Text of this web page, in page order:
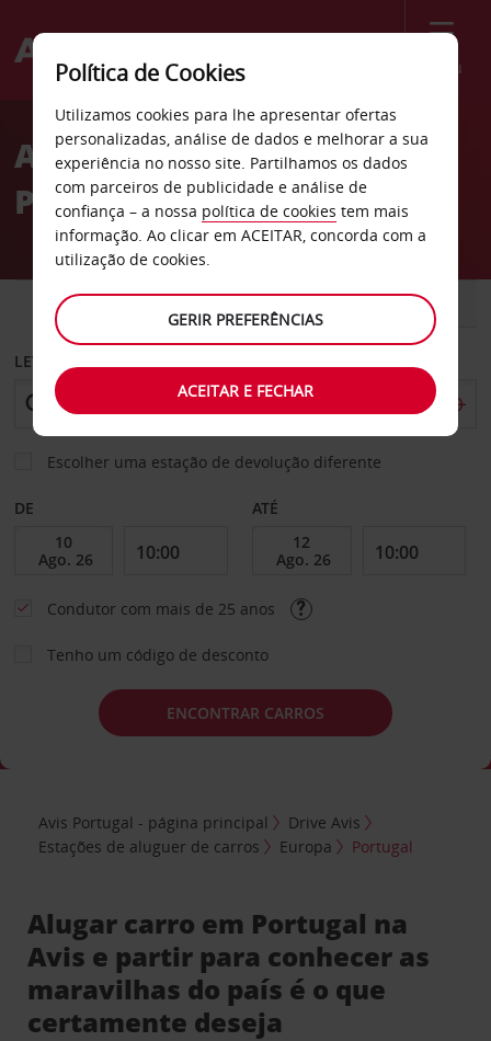
Menu
Welcome
AvisALUGAR CARRO EM
PORTUGAL NA AVIS
CARRO COMERCIAIS
LEVANTAR EM
Escolher uma estação de devolução diferente
DE ATÉ
Condutor com mais de 25 anos
Tenho um código de desconto
ENCONTRAR CARROS
Avis Portugal - página principal
Drive Avis
Estações de aluguer de carros
Europa Portugal
Alugar carro em Portugal na
Avis e partir para conhecer as
maravilhas do país é o que
certamente deseja
Política de Cookies
Utilizamos cookies para lhe apresentar ofertas
personalizadas, análise de dados e melhorar a sua
experiência no nosso site. Partilhamos os dados
com parceiros de publicidade e análise de
confiança – a nossa política de cookies tem mais
informação. Ao clicar em ACEITAR, concorda com a
utilização de cookies.
GERIR PREFERÊNCIAS
ACEITAR E FECHAR